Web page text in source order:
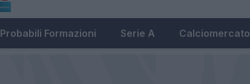
Probabili Formazioni Serie A Calciomercato